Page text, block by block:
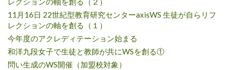
11月16日 22世紀型教育研究センターaxisWS 生徒が自らリフ
レクションの軸を創る（１）
今年度のアクレディテーション始まる
和洋九段女子で生徒と教師が共にWSを創る①
問い生成のWS開催（加盟校対象）